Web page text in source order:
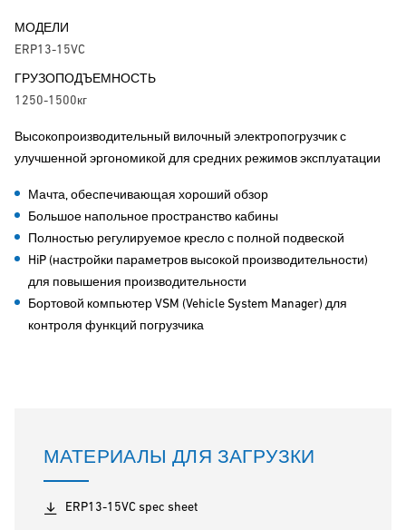
МОДЕЛИ
ERP13-15VC
ГРУЗОПОДЪЕМНОСТЬ
1250-1500кг
Высокопроизводительный вилочный электропогрузчик с
улучшенной эргономикой для средних режимов эксплуатации
Мачта, обеспечивающая хороший обзор
Большое напольное пространство кабины
Полностью регулируемое кресло с полной подвеской
HiP (настройки параметров высокой производительности)
для повышения производительности
Бортовой компьютер VSM (Vehicle System Manager) для
контроля функций погрузчика
МАТЕРИАЛЫ ДЛЯ ЗАГРУЗКИ
ERP13-15VC spec sheet